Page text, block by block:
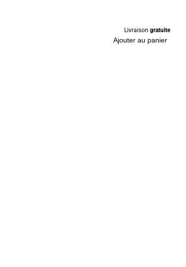
Livraison gratuite
Ajouter au panier